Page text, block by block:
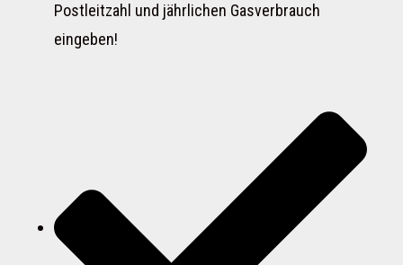
Postleitzahl und jährlichen Gasverbrauch
eingeben!